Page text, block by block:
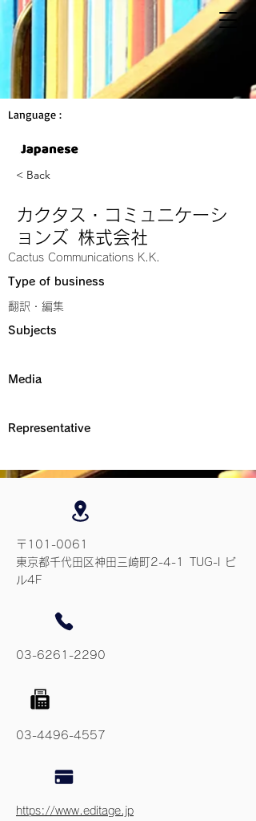
Language :
< Back
カクタス・コミュニケーシ
ョンズ 株式会社
Cactus Communications K.K.
Type of business
翻訳・編集
Subjects
Media
Representative
〒101-0061
東京都千代田区神田三崎町2-4-1 TUG-I ビ
ル4F
03-6261-2290
03-4496-4557
https://www.editage.jp